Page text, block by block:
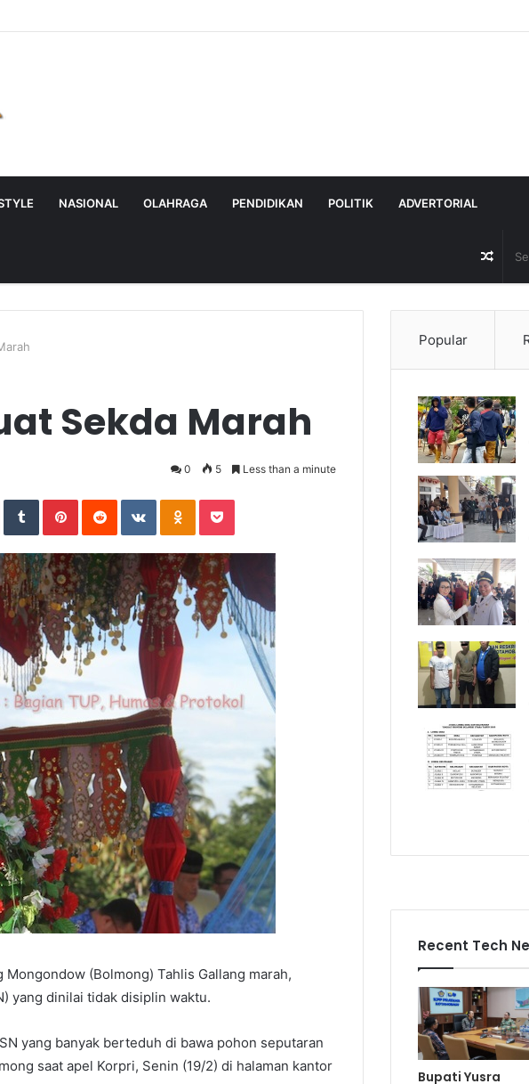
NASIONAL OLAHRAGA PENDIDIKAN POLITIK ADVERTORIAL
Article
Sekda Marah
0 5 Less than a minute
StumbleUpon
TumblrPinterestReddit VKontakteOdnoklassniki
Pocket
Mongondow (Bolmong) Tahlis Gallang marah,
yang dinilai tidak disiplin waktu.
yang banyak berteduh di bawa pohon seputaran
saat apel Korpri, Senin (19/2) di halaman kantor
Popular
Recent Tech
Bupati Yusra